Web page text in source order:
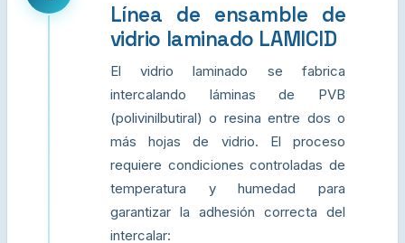
Línea de ensamble de
vidrio laminado LAMICID
El vidrio laminado se fabrica
intercalando láminas de PVB
(polivinilbutiral) o resina entre dos o
más hojas de vidrio. El proceso
requiere condiciones controladas de
temperatura y humedad para
garantizar la adhesión correcta del
intercalar: